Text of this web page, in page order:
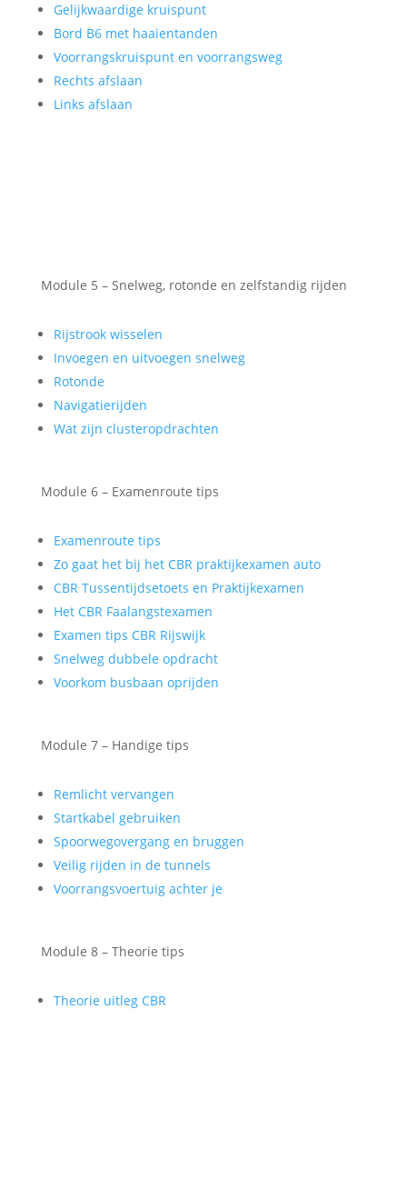
Gelijkwaardige kruispunt
Bord B6 met haaientanden
Voorrangskruispunt en voorrangsweg
Rechts afslaan
Links afslaan
Module 5 – Snelweg, rotonde en zelfstandig rijden
Rijstrook wisselen
Invoegen en uitvoegen snelweg
Rotonde
Navigatierijden
Wat zijn clusteropdrachten
Module 6 – Examenroute tips
Examenroute tips
Zo gaat het bij het CBR praktijkexamen auto
CBR Tussentijdsetoets en Praktijkexamen
Het CBR Faalangstexamen
Examen tips CBR Rijswijk
Snelweg dubbele opdracht
Voorkom busbaan oprijden
Module 7 – Handige tips
Remlicht vervangen
Startkabel gebruiken
Spoorwegovergang en bruggen
Veilig rijden in de tunnels
Voorrangsvoertuig achter je
Module 8 – Theorie tips
Theorie uitleg CBR